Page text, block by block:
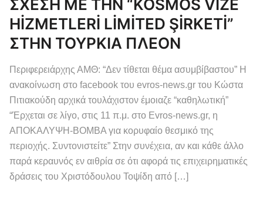
ΣΧΕΣΗ ΜΕ ΤΗΝ “KOSMOS VİZE
HİZMETLERİ LİMİTED ŞİRKETİ”
ΣΤΗΝ ΤΟΥΡΚΙΑ ΠΛΕΟΝ
Περιφερειάρχης ΑΜΘ: “Δεν τίθεται θέμα ασυμβίβαστου” Η
ανακοίνωση στο facebook του evros-news.gr του Κώστα
Πιτιακούδη αρχικά τουλάχιστον έμοιαζε “καθηλωτική”
“Έρχεται σε λίγο, στις 11 π.μ. στο Evros-news.gr, η
ΑΠΟΚΑΛΥΨΗ-ΒΟΜΒΑ για κορυφαίο θεσμικό της
περιοχής. Συντονιστείτε” Στην συνέχεια, αν και κάθε άλλο
παρά κεραυνός εν αιθρία σε ότι αφορά τις επιχειρηματικές
δράσεις του Χριστόδουλου Τοψίδη από […]